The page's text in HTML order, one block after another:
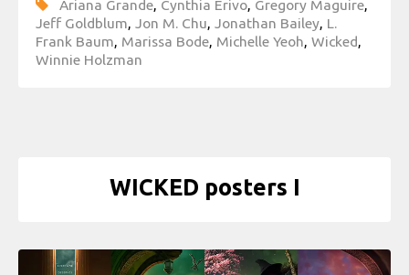
Ariana Grande, Cynthia Erivo, Gregory Maguire,
Jeff Goldblum, Jon M. Chu, Jonathan Bailey, L.
Frank Baum, Marissa Bode, Michelle Yeoh, Wicked,
Winnie Holzman
WICKED posters I